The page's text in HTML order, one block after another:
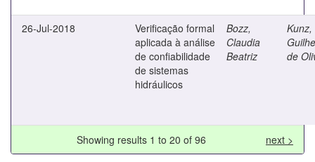
26-Jul-2018
Verificação formal
aplicada à análise
de confiabilidade
de sistemas
hidráulicos
Bozz,
Claudia
Beatriz
Kunz,
de
Showing results 1 to 20 of 96 next >